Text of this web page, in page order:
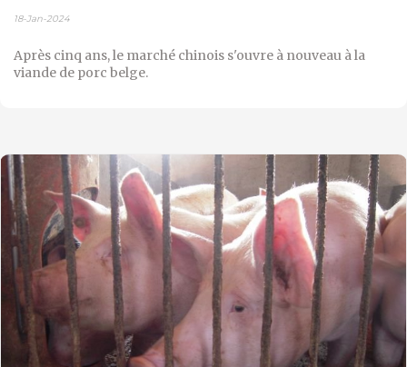
18-Jan-2024
Après cinq ans, le marché chinois s'ouvre à nouveau à la
viande de porc belge.